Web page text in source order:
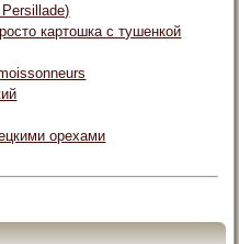
картошка с тушенкой
орехами